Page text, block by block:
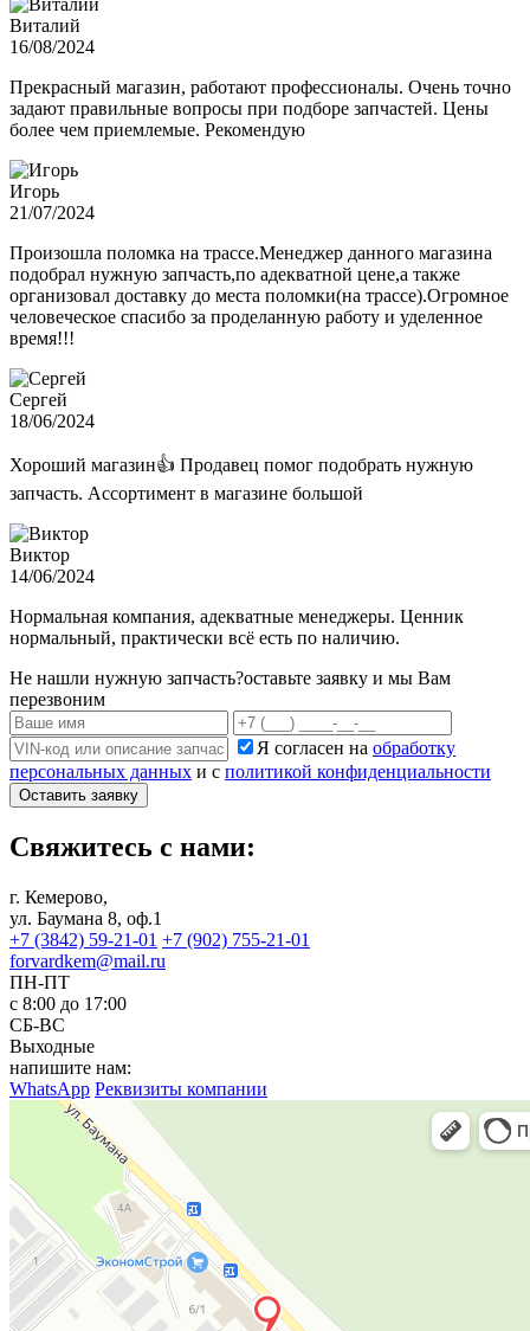
Виталий
16/08/2024
Прекрасный магазин, работают профессионалы. Очень точно
задают правильные вопросы при подборе запчастей. Цены
более чем приемлемые. Рекомендую
Игорь
21/07/2024
Произошла поломка на трассе.Менеджер данного магазина
подобрал нужную запчасть,по адекватной цене,а также
организовал доставку до места поломки(на трассе).Огромное
человеческое спасибо за проделанную работу и уделенное
время!!!
Сергей
18/06/2024
Хороший магазин👍 Продавец помог подобрать нужную
запчасть. Ассортимент в магазине большой
Виктор
14/06/2024
Нормальная компания, адекватные менеджеры. Ценник
нормальный, практически всё есть по наличию.
Не нашли нужную запчасть?оставьте заявку и мы Вам
перезвоним
Я согласен на обработку
персональных данных и с политикой конфиденциальности
Оставить заявку
Свяжитесь с нами:
г. Кемерово,
ул. Баумана 8, оф.1
+7 (3842) 59-21-01 +7 (902) 755-21-01
forvardkem@mail.ru
ПН-ПТ
с 8:00 до 17:00
СБ-ВС
Выходные
напишите нам:
WhatsApp Реквизиты компании